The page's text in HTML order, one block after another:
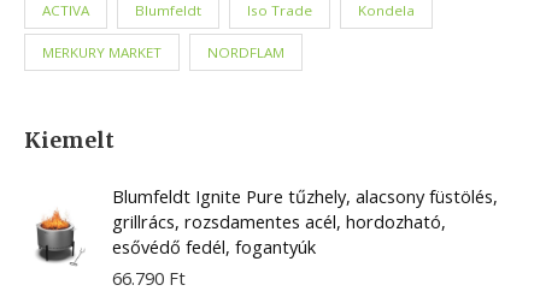
ACTIVA Blumfeldt Iso Trade Kondela
MERKURY MARKET NORDFLAM
Kiemelt
Blumfeldt Ignite Pure tűzhely, alacsony füstölés,
grillrács, rozsdamentes acél, hordozható,
esővédő fedél, fogantyúk
66.790 Ft